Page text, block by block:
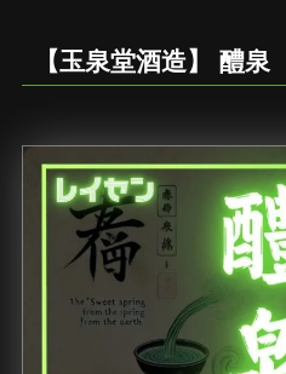
【玉泉堂酒造】 醴泉